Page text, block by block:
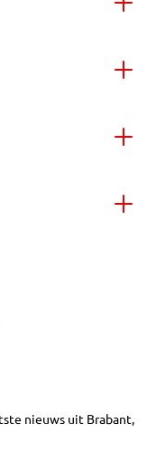
nieuws uit Brabant,